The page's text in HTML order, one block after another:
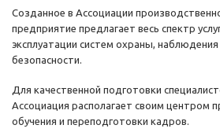
Созданное в Ассоциации
предприятие предлагает весь спектр
эксплуатации систем охраны,
безопасности.
Для качественной подготовки
Ассоциация располагает своим центром
обучения и переподготовки кадров.